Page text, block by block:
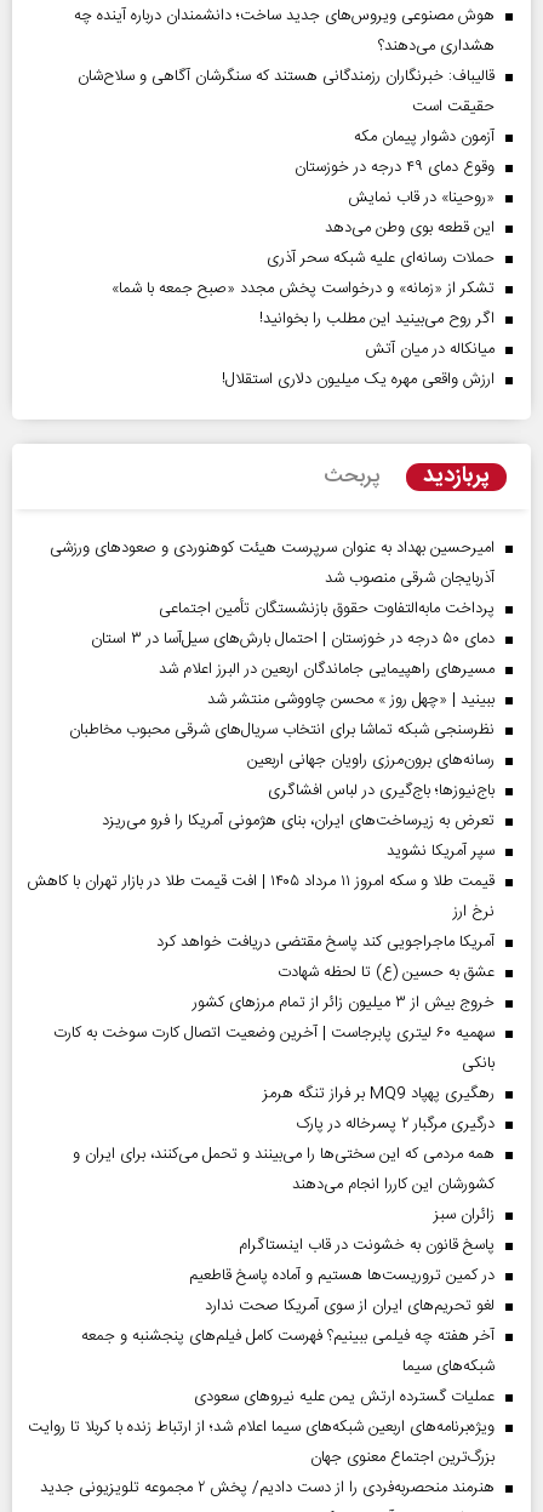
هوش مصنوعی ویروس‌های جدید ساخت؛ دانشمندان درباره آینده چه
هشداری می‌دهند؟
قالیباف: خبرنگاران رزمندگانی هستند که سنگرشان آگاهی و سلاح‌شان
حقیقت است
آزمون دشوار پیمان مکه
وقوع دمای ۴۹ درجه در خوزستان
«روحینا» در قاب نمایش
این قطعه بوی وطن می‌دهد
حملات رسانه‌ای علیه شبکه سحر آذری
تشکر از «زمانه» و درخواست پخش مجدد «صبح جمعه با شما»
اگر روح می‌بینید این مطلب را بخوانید!
میانکاله در میان آتش
ارزش واقعی مهره یک میلیون دلاری استقلال!
پربازدید پربحث
امیرحسین بهداد به عنوان سرپرست هیئت کوهنوردی و صعودهای ورزشی
آذربایجان شرقی منصوب شد
پرداخت مابه‌التفاوت حقوق بازنشستگان تأمین اجتماعی
دمای ۵۰ درجه در خوزستان | احتمال بارش‌های سیل‌آسا در ۳ استان
مسیر‌های راهپیمایی جاماندگان اربعین در البرز اعلام شد
ببینید | «چهل روز » محسن چاووشی منتشر شد
نظرسنجی شبکه تماشا برای انتخاب سریال‌های شرقی محبوب مخاطبان
رسانه‌های برون‌مرزی راویان جهانی اربعین
باج‌نیوزها؛ باج‌گیری در لباس افشاگری
تعرض به زیرساخت‌های ایران، بنای هژمونی آمریکا را فرو می‌ریزد
سپر آمریکا نشوید
قیمت طلا و سکه امروز ۱۱ مرداد ۱۴۰۵ | افت قیمت طلا در بازار تهران با کاهش
نرخ ارز
آمریکا ماجراجویی کند پاسخ مقتضی دریافت خواهد کرد
عشق به حسین (ع) تا لحظه شهادت
خروج بیش از ۳ میلیون زائر از تمام مرز‌های کشور
سهمیه ۶۰ لیتری پابرجاست | آخرین وضعیت اتصال کارت سوخت به کارت
بانکی
رهگیری پهپاد MQ9 بر فراز تنگه هرمز
درگیری مرگبار ۲ پسرخاله در پارک
همه مردمی که این سختی‌ها را می‌بینند و تحمل می‌کنند، برای ایران و
کشورشان این کاررا انجام می‌دهند
‌زائران سبز
پاسخ قانون به خشونت در قاب اینستاگرام
در کمین تروریست‌ها هستیم و آماده پاسخ قاطعیم
لغو تحریم‌های ایران از سوی آمریکا صحت ندارد
آخر هفته چه فیلمی ببینیم؟ فهرست کامل فیلم‌های پنجشنبه و جمعه
شبکه‌های سیما
عملیات گسترده ارتش یمن علیه نیروهای سعودی
ویژه‌برنامه‌های اربعین شبکه‌های سیما اعلام شد؛ از ارتباط زنده با کربلا تا روایت
بزرگ‌ترین اجتماع معنوی جهان
هنرمند منحصر‌به‌فردی را از دست دادیم/ پخش ۲ مجموعه تلویزیونی جدید